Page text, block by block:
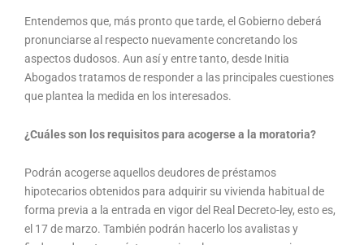
Entendemos que, más pronto que tarde, el Gobierno deberá
pronunciarse al respecto nuevamente concretando los
aspectos dudosos. Aun así y entre tanto, desde Initia
Abogados tratamos de responder a las principales cuestiones
que plantea la medida en los interesados.
¿Cuáles son los requisitos para acogerse a la moratoria?
Podrán acogerse aquellos deudores de préstamos
hipotecarios obtenidos para adquirir su vivienda habitual de
forma previa a la entrada en vigor del Real Decreto-ley, esto es,
el 17 de marzo. También podrán hacerlo los avalistas y